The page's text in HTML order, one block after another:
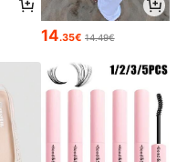
14.35€ 14.49€